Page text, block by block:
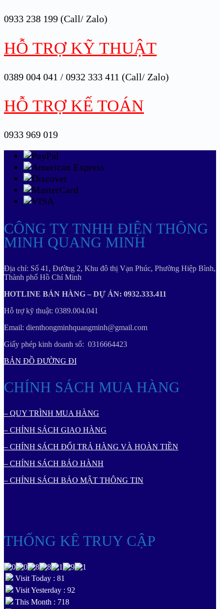
0933 238 199 (Call/ Zalo)
HỖ TRỢ KỸ THUẬT
0389 004 041 / 0932 333 411 (Call/ Zalo)
HỖ TRỢ KẾ TOÁN
0933 969 019
CÔNG TY TNHH ĐIỆN THÔNG
MINH QUANG MINH
Địa chỉ: Số 41, Đường 2, Khu đô thị Vạn Phúc, Phường Hiệp Bình,
Thành phố Hồ Chí Minh
HOTLINE BÁN HÀNG – DỰ ÁN: 0932.333.411
Hỗ trợ kỹ thuật: 0389.004.041
Email: dienthongminhquangminh@gmail.com
Giấy phép kinh doanh số: 0316664423
BẢN ĐỒ ĐƯỜNG ĐI
CHÍNH SÁCH MUA HÀNG
– QUY TRÌNH MUA HÀNG
– CHÍNH SÁCH GIAO HÀNG
– CHÍNH SÁCH ĐỔI TRẢ HÀNG VÀ HOÀN TIỀN
– CHÍNH SÁCH BẢO HÀNH
– CHÍNH SÁCH BẢO MẬT THÔNG TIN
THỐNG KÊ TRUY CẬP
Visit Today : 81
Visit Yesterday : 92
This Month : 718